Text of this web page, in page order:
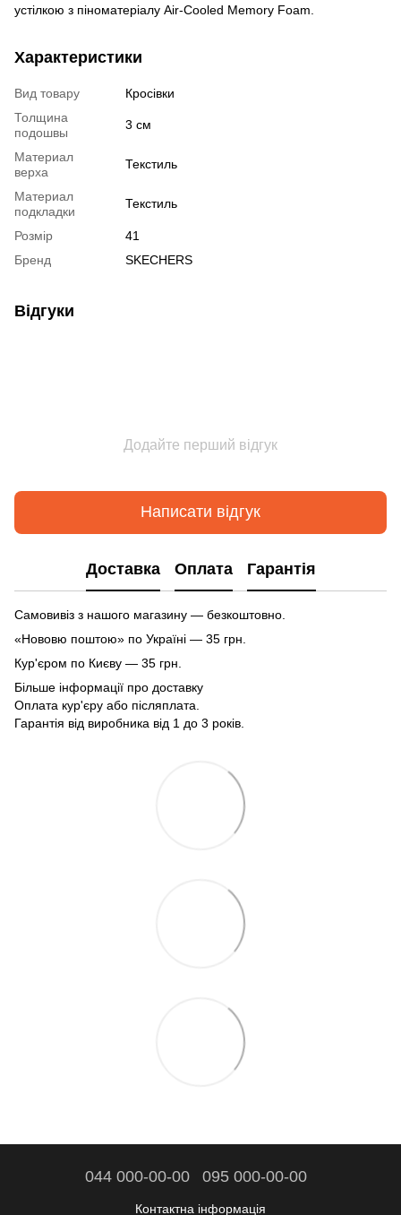
устілкою з піноматеріалу Air-Cooled Memory Foam.
Характеристики
Вид товару
Кросівки
Толщина
подошвы
3 см
Материал
верха
Текстиль
Материал
подкладки
Текстиль
Розмір
41
Бренд
SKECHERS
Відгуки
Додайте перший відгук
Написати відгук
Доставка Оплата Гарантія
Самовивіз з нашого магазину — безкоштовно.
«Нововю поштою» по Україні — 35 грн.
Кур'єром по Києву — 35 грн.
Більше інформації про доставку
Оплата кур'єру або післяплата.
Гарантія від виробника від 1 до 3 років.
044 000-00-00 095 000-00-00
Контактна інформація